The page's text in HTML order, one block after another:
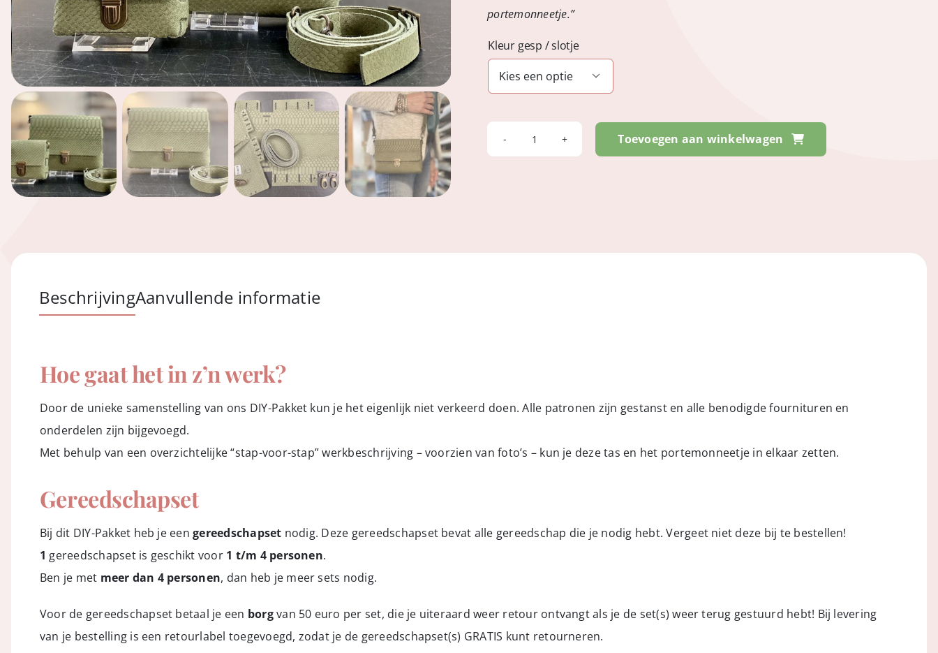
portemonneetje.”
Kleur gesp / slotje

FESTIVAL
Toevoegen aan winkelwagen
BeschrijvingAanvullende informatie
Hoe gaat het in z’n werk?
Door de unieke samenstelling van ons DIY-Pakket kun je het eigenlijk niet verkeerd doen. Alle patronen zijn gestanst en alle benodigde fournituren en
onderdelen zijn bijgevoegd.
Met behulp van een overzichtelijke “stap-voor-stap” werkbeschrijving – voorzien van foto’s – kun je deze tas en het portemonneetje in elkaar zetten.
Gereedschapset
Bij dit DIY-Pakket heb je eengereedschapset nodig. Deze gereedschapset bevat alle gereedschap die je nodig hebt. Vergeet niet deze bij te bestellen!
1 gereedschapset is geschikt voor 1 t/m 4 personen.
Ben je met meer dan 4 personen, dan heb je meer sets nodig.
Voor de gereedschapset betaal je een borgvan 50 euro per set, die je uiteraard weer retour ontvangt als je de set(s) weer terug gestuurd hebt! Bij levering
van je bestelling is een retourlabel toegevoegd, zodat je de gereedschapset(s) GRATIS kunt retourneren.